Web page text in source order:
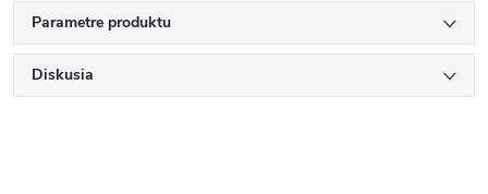
Parametre produktu
Diskusia